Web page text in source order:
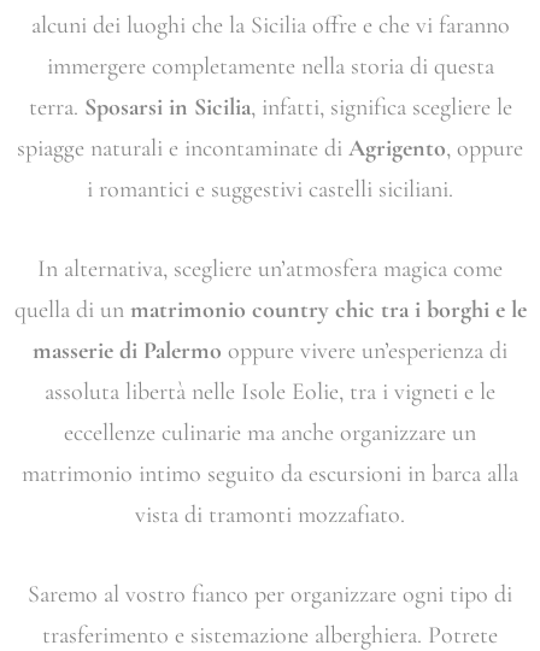
alcuni dei luoghi che la Sicilia offre e che vi faranno
immergere completamente nella storia di questa
terra. Sposarsi in Sicilia, infatti, significa scegliere le
spiagge naturali e incontaminate di Agrigento, oppure
i romantici e suggestivi castelli siciliani.
In alternativa, scegliere un’atmosfera magica come
quella di un matrimonio country chic tra i borghi e le
masserie di Palermo oppure vivere un’esperienza di
assoluta libertà nelle Isole Eolie, tra i vigneti e le
eccellenze culinarie ma anche organizzare un
matrimonio intimo seguito da escursioni in barca alla
vista di tramonti mozzafiato.
Saremo al vostro fianco per organizzare ogni tipo di
trasferimento e sistemazione alberghiera. Potrete